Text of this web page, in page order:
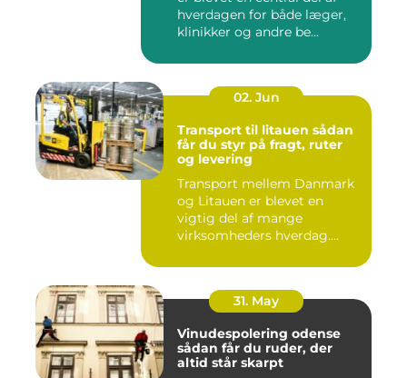
hverdagen for både læger,
klinikker og andre be...
02. Jun
Transport til litauen sådan
får du styr på fragt, ruter
og levering
Transport mellem Danmark
og Litauen er blevet en
vigtig del af mange
virksomheders hverdag.
31. May
Vinudespolering odense
sådan får du ruder, der
altid står skarpt